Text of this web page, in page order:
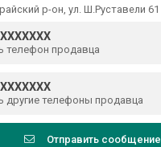
р-он, ул. Ш.Руставели 61
телефон продавца
другие телефоны продавца
Отправить сообщение